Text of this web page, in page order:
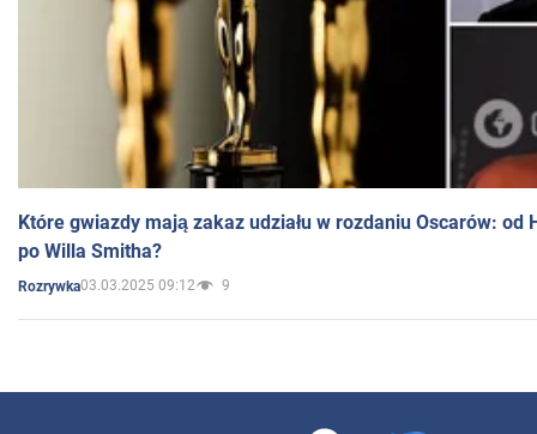
Które gwiazdy mają zakaz udziału w rozdaniu Oscarów: od
po Willa Smitha?
Rozrywka03.03.2025 09:12 9